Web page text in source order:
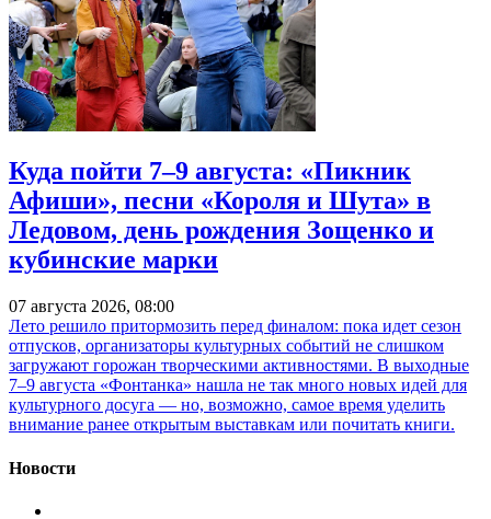
Куда пойти 7–9 августа: «Пикник
Афиши», песни «Короля и Шута» в
Ледовом, день рождения Зощенко и
кубинские марки
07 августа 2026, 08:00
Лето решило притормозить перед финалом: пока идет сезон
отпусков, организаторы культурных событий не слишком
загружают горожан творческими активностями. В выходные
7–9 августа «Фонтанка» нашла не так много новых идей для
культурного досуга — но, возможно, самое время уделить
внимание ранее открытым выставкам или почитать книги.
Новости